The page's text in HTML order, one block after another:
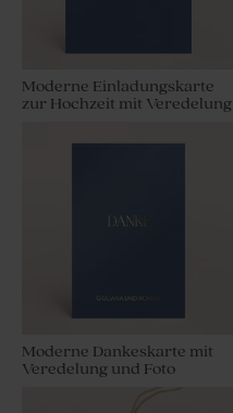
Moderne Einladungskarte
zur Hochzeit mit Veredelung
Moderne Dankeskarte mit
Veredelung und Foto